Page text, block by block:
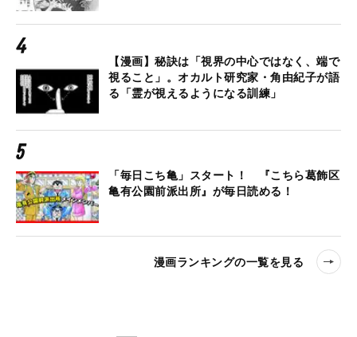
【漫画】秘訣は「視界の中心ではなく、端で
視ること」。オカルト研究家・角由紀子が語
る「霊が視えるようになる訓練」
「毎日こち亀」スタート！ 『こちら葛飾区
亀有公園前派出所』が毎日読める！
漫画ランキングの一覧を見る